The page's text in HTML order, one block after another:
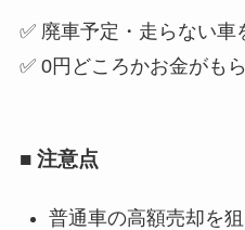
✅ 廃車予定・走らない車
✅ 0円どころかお金がも
■ 注意点
普通車の高額売却を